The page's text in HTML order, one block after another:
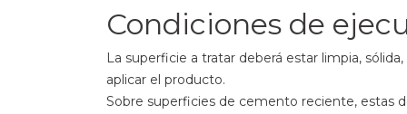
Condiciones de
La superficie a tratar deberá estar limpia,
aplicar el producto.
Sobre superficies de cemento reciente, estas